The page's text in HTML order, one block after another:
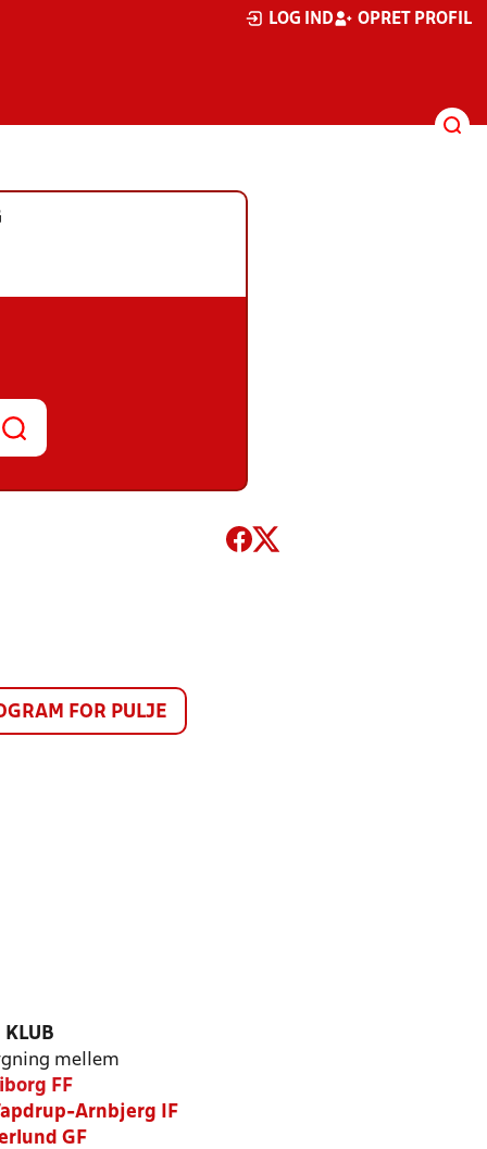
LOG IND OPRET PROFIL
FOR PULJE
KLUB
mellem
FF
Arnbjerg IF
GF